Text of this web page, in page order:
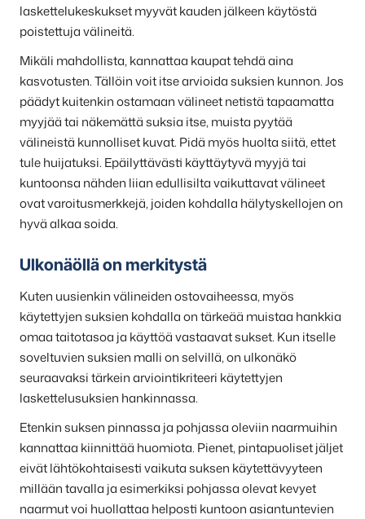
laskettelukeskukset myyvät kauden jälkeen käytöstä
poistettuja välineitä.
Mikäli mahdollista, kannattaa kaupat tehdä aina
kasvotusten. Tällöin voit itse arvioida suksien kunnon. Jos
päädyt kuitenkin ostamaan välineet netistä tapaamatta
myyjää tai näkemättä suksia itse, muista pyytää
välineistä kunnolliset kuvat. Pidä myös huolta siitä, ettet
tule huijatuksi. Epäilyttävästi käyttäytyvä myyjä tai
kuntoonsa nähden liian edullisilta vaikuttavat välineet
ovat varoitusmerkkejä, joiden kohdalla hälytyskellojen on
hyvä alkaa soida.
Ulkonäöllä on merkitystä
Kuten uusienkin välineiden ostovaiheessa, myös
käytettyjen suksien kohdalla on tärkeää muistaa hankkia
omaa taitotasoa ja käyttöä vastaavat sukset. Kun itselle
soveltuvien suksien malli on selvillä, on ulkonäkö
seuraavaksi tärkein arviointikriteeri käytettyjen
laskettelusuksien hankinnassa.
Etenkin suksen pinnassa ja pohjassa oleviin naarmuihin
kannattaa kiinnittää huomiota. Pienet, pintapuoliset jäljet
eivät lähtökohtaisesti vaikuta suksen käytettävyyteen
millään tavalla ja esimerkiksi pohjassa olevat kevyet
naarmut voi huollattaa helposti kuntoon asiantuntevien